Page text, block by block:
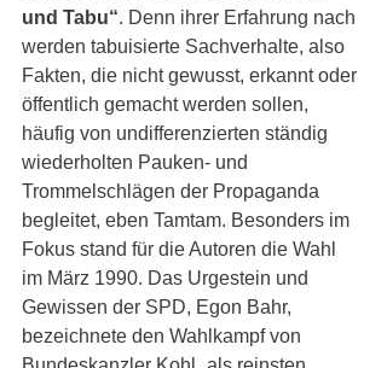
und Tabu“. Denn ihrer Erfahrung nach
werden tabuisierte Sachverhalte, also
Fakten, die nicht gewusst, erkannt oder
öffentlich gemacht werden sollen,
häufig von undifferenzierten ständig
wiederholten Pauken- und
Trommelschlägen der Propaganda
begleitet, eben Tamtam. Besonders im
Fokus stand für die Autoren die Wahl
im März 1990. Das Urgestein und
Gewissen der SPD, Egon Bahr,
bezeichnete den Wahlkampf von